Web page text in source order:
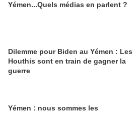
Yémen...Quels médias en parlent ?
Dilemme pour Biden au Yémen : Les
Houthis sont en train de gagner la
guerre
Yémen : nous sommes les